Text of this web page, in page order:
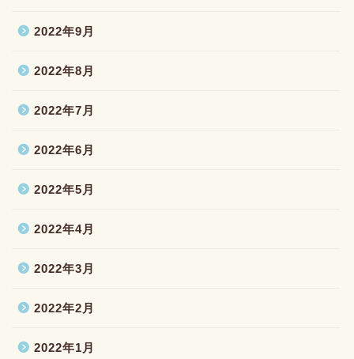
2022年9月
2022年8月
2022年7月
2022年6月
2022年5月
2022年4月
2022年3月
2022年2月
2022年1月